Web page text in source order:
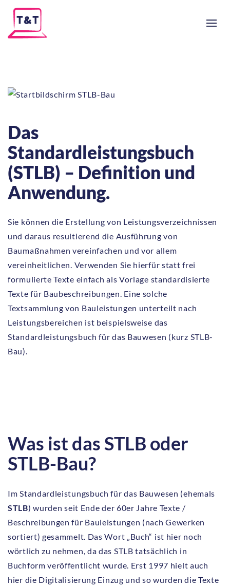
Das
Standardleistungsbuch
(STLB) – Definition und
Anwendung.
Sie können die Erstellung von Leistungsverzeichnissen
und daraus resultierend die Ausführung von
Baumaßnahmen vereinfachen und vor allem
vereinheitlichen. Verwenden Sie hierfür statt frei
formulierte Texte einfach als Vorlage standardisierte
Texte für Baubeschreibungen. Eine solche
Textsammlung von Bauleistungen unterteilt nach
Leistungsbereichen ist beispielsweise das
Standardleistungsbuch für das Bauwesen (kurz STLB-
Bau).
Was ist das STLB oder
STLB-Bau?
Im Standardleistungsbuch für das Bauwesen (ehemals
STLB) wurden seit Ende der 60er Jahre Texte /
Beschreibungen für Bauleistungen (nach Gewerken
sortiert) gesammelt. Das Wort „Buch“ ist hier noch
wörtlich zu nehmen, da das STLB tatsächlich in
Buchform veröffentlicht wurde. Erst 1997 hielt auch
hier die Digitalisierung Einzug und so wurden die Texte